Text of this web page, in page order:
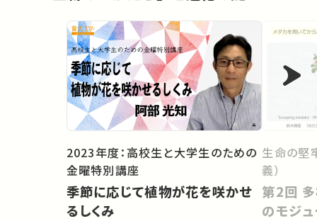
2023年度：高校生と大学生のための
金曜特別講座
季節に応じて植物が花を咲かせ
るしくみ
生命の堅
義）
第2回 多様な形を創出する発生
のモジ